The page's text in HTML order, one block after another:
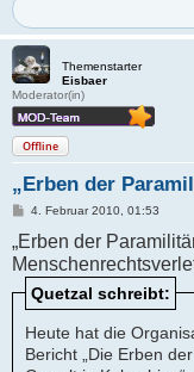
Themenstarter
Eisbaer
Moderator(in)
Offline
„Erben der
B
i
t
r
a
g
4. Februar 2010, 01:53
„Erben der
Quetzal schreibt:
Heute hat die
Bericht „Die Erben